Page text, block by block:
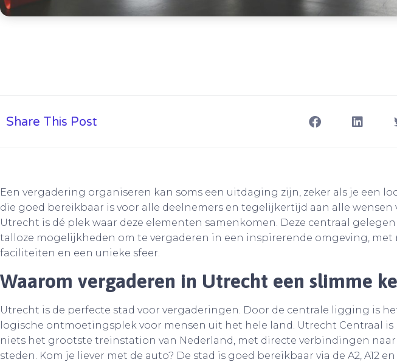
Share This Post
Een vergadering organiseren kan soms een uitdaging zijn, zeker als je een
die goed bereikbaar is voor alle deelnemers en tegelijkertijd aan alle wensen
Utrecht is dé plek waar deze elementen samenkomen. Deze centraal
talloze mogelijkheden om te vergaderen in een inspirerende omgeving, met
faciliteiten en een unieke sfeer.
Waarom vergaderen in Utrecht een slimme
Utrecht is de perfecte stad voor vergaderingen. Door de centrale ligging is
logische ontmoetingsplek voor mensen uit het hele land. Utrecht Centraal is
niets het grootste treinstation van Nederland, met directe verbindingen
steden. Kom je liever met de auto? De stad is goed bereikbaar via de A2, A12 en